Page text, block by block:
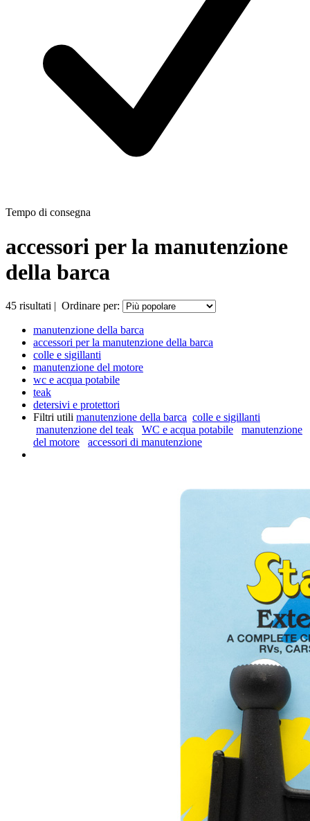
Tempo di consegna
accessori per la manutenzione
della barca
45 risultati | Ordinare per:
manutenzione della barca
accessori per la manutenzione della barca
colle e sigillanti
manutenzione del motore
wc e acqua potabile
teak
detersivi e protettori
Filtri utili manutenzione della barca colle e sigillanti
manutenzione del teak
WC e acqua potabile
manutenzione
del motore
accessori di manutenzione